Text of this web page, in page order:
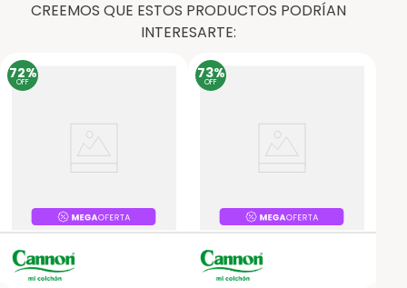
CREEMOS QUE ESTOS PRODUCTOS PODRÍAN
INTERESARTE:
72%
OFF
73%
OFF